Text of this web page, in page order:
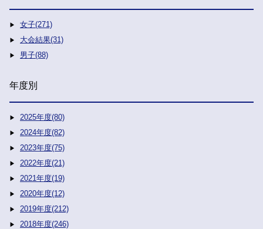
女子(271)
大会結果(31)
男子(88)
年度別
2025年度(80)
2024年度(82)
2023年度(75)
2022年度(21)
2021年度(19)
2020年度(12)
2019年度(212)
2018年度(246)